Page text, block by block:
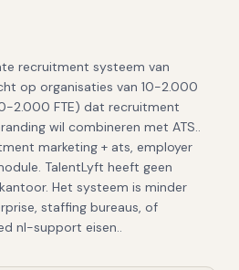
recruitment systeem van
op organisaties van 10-2.000
2.000 FTE) dat recruitment
wil combineren met ATS..
marketing + ats, employer
TalentLyft heeft geen
Het systeem is minder
staffing bureaus, of
nl-support eisen..